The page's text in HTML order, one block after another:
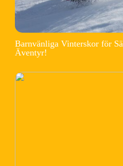
Barnvänliga Vinterskor för
Äventyr!